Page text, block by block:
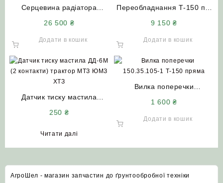
Серцевина радіатора
НИВА СК 5
26 500 ₴
Додати в кошик
Переобладнання Т-150 під
9 150₴
Додати в кошик
Датчик тиску мастила
МТЗ ЮМЗ ХТЗ
250 ₴
Читати далі
Вилка поперечки
(нового зразка)
1 600₴
Додати в кошик
АгроШел - магазин запчастин до ґрунтообробної техніки